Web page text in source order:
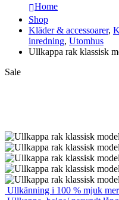
Home
Shop
Kläder & accessoarer,
inredning, Utomhus
Ullkappa rak klassisk
Sale
Ullkänning i 100 % mjuk